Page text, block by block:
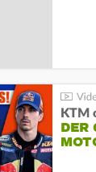
KTM
DER